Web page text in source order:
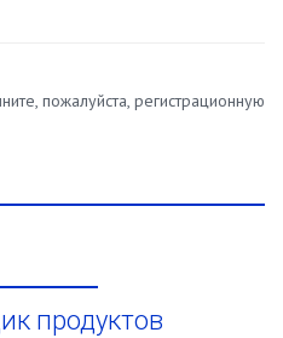
пожалуйста, регистрационную
продуктов